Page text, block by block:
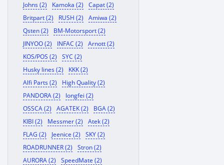
Johns (2)
Kamoka (2)
Capat (2)
Britpart (2)
RUSH (2)
Amiwa (2)
Qsten (2)
BM-Motorsport (2)
JINYOO (2)
INFAC (2)
Arnott (2)
KOS/POS (2)
SYC (2)
Husky lines (2)
KKK (2)
Alfi Parts (2)
High Quality (2)
PANDORA (2)
longfei (2)
OSSCA (2)
AGATEK (2)
BGA (2)
KIBI (2)
Messmer (2)
Atek (2)
FLAG (2)
Jeenice (2)
SKY (2)
ROADRUNNER (2)
Stron (2)
AURORA (2)
SpeedMate (2)